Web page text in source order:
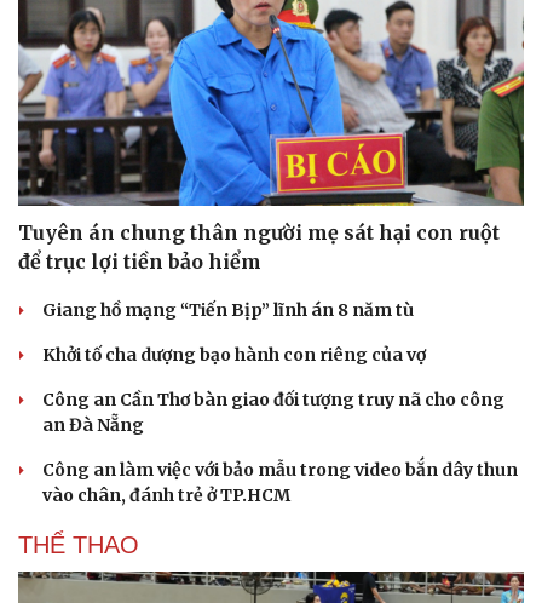
Tuyên án chung thân người mẹ sát hại con ruột
để trục lợi tiền bảo hiểm
Giang hồ mạng “Tiến Bịp” lĩnh án 8 năm tù
Khởi tố cha dượng bạo hành con riêng của vợ
Công an Cần Thơ bàn giao đối tượng truy nã cho công
an Đà Nẵng
Công an làm việc với bảo mẫu trong video bắn dây thun
vào chân, đánh trẻ ở TP.HCM
THỂ THAO